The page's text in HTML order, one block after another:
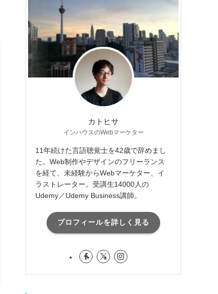
カトヒサ
インハウスのWebマーケター
11年続けた言語聴覚士を42歳で辞めまし
た。Web制作やデザインのフリーランス
を経て、未経験からWebマーケター、イ
ラストレーター。受講生14000人の
Udemy／Udemy Business講師。
プロフィールを詳しく見る